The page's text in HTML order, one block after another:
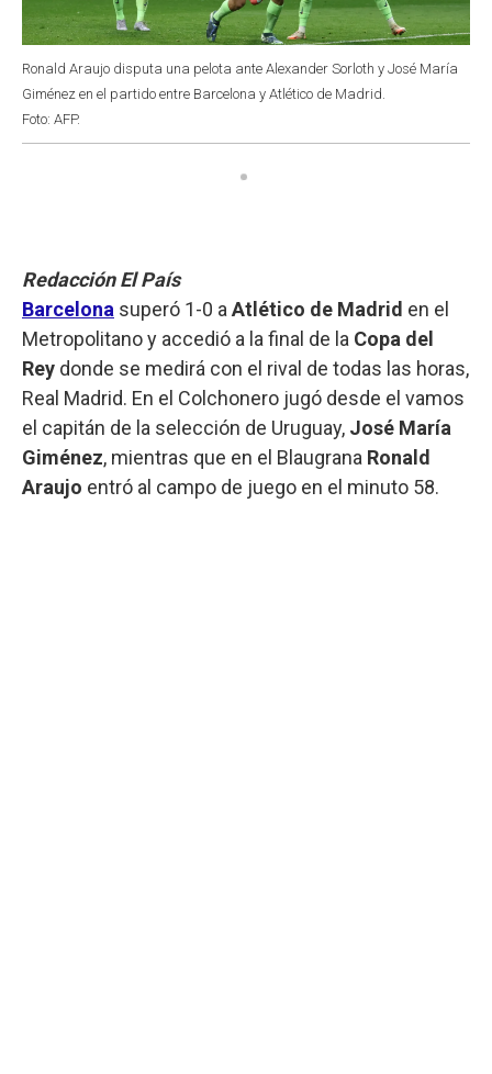
Ronald Araujo disputa una pelota ante Alexander Sorloth y José María
Giménez en el partido entre Barcelona y Atlético de Madrid.
Foto: AFP.
Redacción El País
Barcelona superó 1-0 a Atlético de Madrid en el
Metropolitano y accedió a la final de la Copa del
Rey donde se medirá con el rival de todas las horas,
Real Madrid. En el Colchonero jugó desde el vamos
el capitán de la selección de Uruguay, José María
Giménez, mientras que en el Blaugrana Ronald
Araujo entró al campo de juego en el minuto 58.